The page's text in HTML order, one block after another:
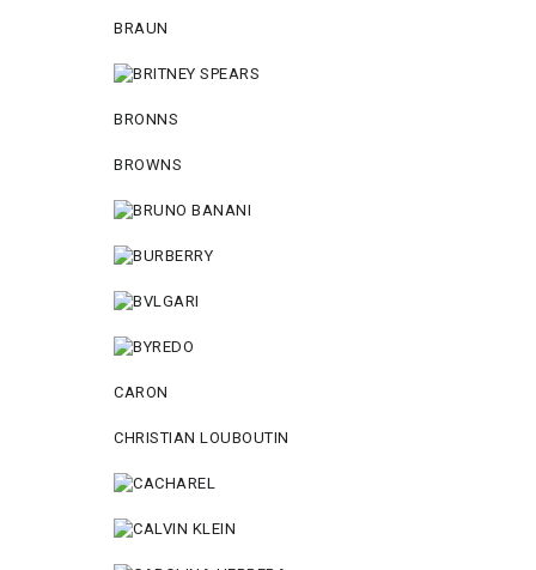
BRAUN
BRONNS
BROWNS
CARON
CHRISTIAN LOUBOUTIN